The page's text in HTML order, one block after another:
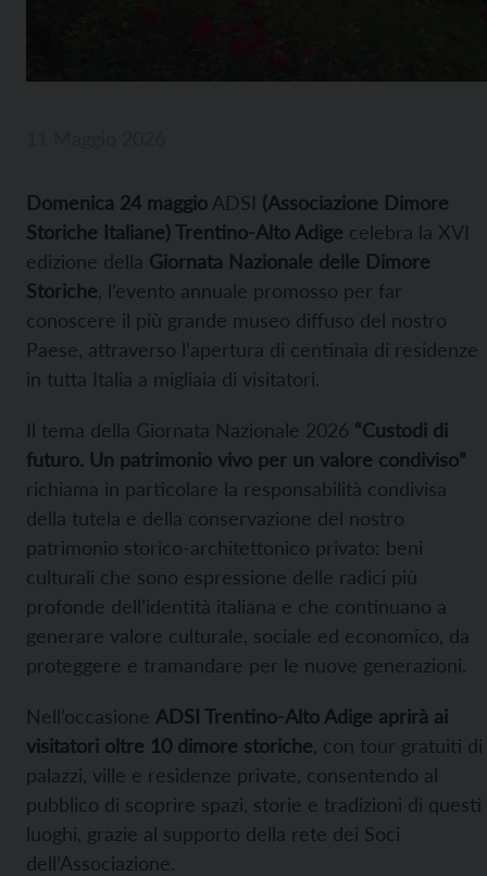
Domenica 24 maggio ADSI (Associazione Dimore
Storiche Italiane) Trentino-Alto Adige celebra la XVI
edizione della Giornata Nazionale delle Dimore
Storiche , l’evento annuale promosso per far
conoscere il più grande museo diffuso del nostro
Paese, attraverso l’apertura di centinaia di residenze
in tutta Italia a migliaia di visitatori.
Il tema della Giornata Nazionale 2026 “Custodi di
futuro. Un patrimonio vivo per un valore condiviso”
richiama in particolare la responsabilità condivisa
della tutela e della conservazione del nostro
patrimonio storico-architettonico privato: beni
culturali che sono espressione delle radici più
profonde dell’identità italiana e che continuano a
generare valore culturale, sociale ed economico, da
proteggere e tramandare per le nuove generazioni.
Nell’occasione ADSI Trentino-Alto Adige aprirà ai
visitatori oltre 10 dimore storiche , con tour gratuiti di
palazzi, ville e residenze private, consentendo al
pubblico di scoprire spazi, storie e tradizioni di questi
luoghi, grazie al supporto della rete dei Soci
dell’Associazione.